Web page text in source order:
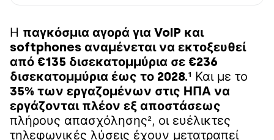
Η παγκόσμια αγορά για VoIP και
softphones αναμένεται να εκτοξευθεί
από €135 δισεκατομμύρια σε €236
δισεκατομμύρια έως το 2028.¹ Και με το
35% των εργαζομένων στις ΗΠΑ να
εργάζονται πλέον εξ αποστάσεως
πλήρους απασχόλησης², οι ευέλικτες
τηλεφωνικές λύσεις έχουν μετατραπεί